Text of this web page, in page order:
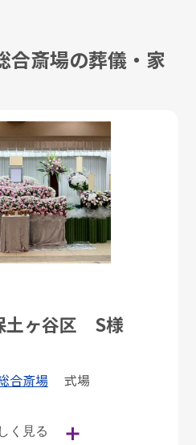
合斎場の葬儀・家
土ヶ谷区 S様
合斎場 式場
く見る